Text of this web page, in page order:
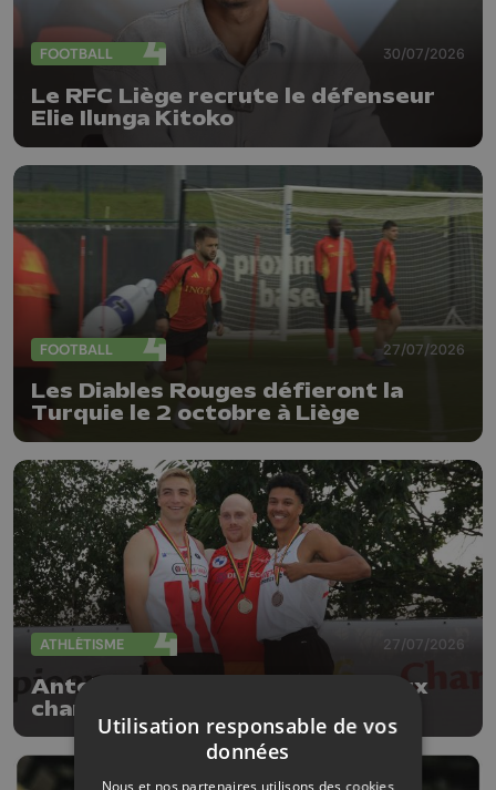
FOOTBALL 30/07/2026
Le RFC Liège recrute le défenseur
Elie Ilunga Kitoko
FOOTBALL 27/07/2026
Les Diables Rouges défieront la
Turquie le 2 octobre à Liège
ATHLÉTISME 27/07/2026
Antoine Snyders roi du sprint aux
championnats de Belgique
Utilisation responsable de vos
données
Nous et nos partenaires utilisons des cookies